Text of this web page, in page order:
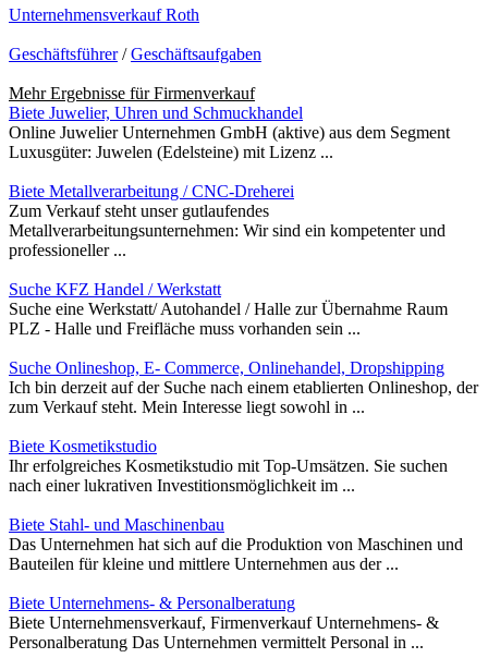
Unternehmensverkauf Roth
Geschäftsführer/Geschäftsaufgaben
Mehr Ergebnisse fürFirmenverkauf
Biete Juwelier, Uhren und Schmuckhandel
Online Juwelier Unternehmen GmbH (aktive) aus dem Segment
Luxusgüter: Juwelen (Edelsteine) mit Lizenz ...
Biete Metallverarbeitung / CNC-Dreherei
Zum Verkauf steht unser gutlaufendes
Metallverarbeitungsunternehmen: Wir sind ein kompetenter und
professioneller ...
Suche KFZ Handel / Werkstatt
Suche eine Werkstatt/ Autohandel / Halle zur Übernahme Raum
PLZ - Halle und Freifläche muss vorhanden sein ...
Suche Onlineshop, E- Commerce, Onlinehandel, Dropshipping
Ich bin derzeit auf der Suche nach einem etablierten Onlineshop, der
zum Verkauf steht. Mein Interesse liegt sowohl in ...
Biete Kosmetikstudio
Ihr erfolgreiches Kosmetikstudio mit Top-Umsätzen. Sie suchen
nach einer lukrativen Investitionsmöglichkeit im ...
Biete Stahl- und Maschinenbau
Das Unternehmen hat sich auf die Produktion von Maschinen und
Bauteilen für kleine und mittlere Unternehmen aus der ...
Biete Unternehmens- & Personalberatung
Biete Unternehmensverkauf, Firmenverkauf Unternehmens- &
Personalberatung Das Unternehmen vermittelt Personal in ...